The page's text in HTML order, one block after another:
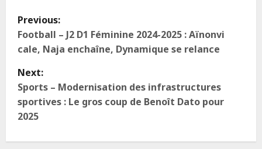
Previous:
Football – J2 D1 Féminine 2024-2025 : Aïnonvi
cale, Naja enchaîne, Dynamique se relance
Next:
Sports – Modernisation des infrastructures
sportives : Le gros coup de Benoît Dato pour
2025